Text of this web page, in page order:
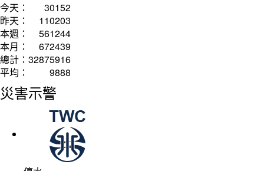
今天：
30152
昨天：
110203
本週：
561244
本月：
672439
總計： 32875916
平均：
9888
災害示警